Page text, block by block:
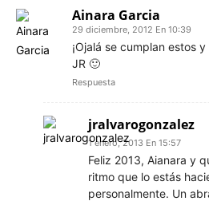
Ainara Garcia
29 diciembre, 2012 En 10:39
¡Ojalá se cumplan estos
JR 🙂
Respuesta
jralvarogonzalez
1 enero, 2013 En 15:57
Feliz 2013, Aianara y
ritmo que lo estás
personalmente. Un